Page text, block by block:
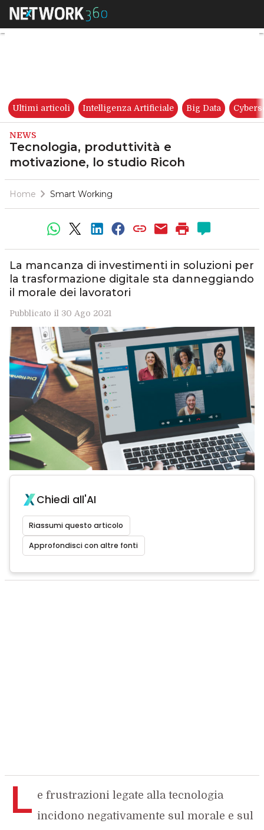
Tecnologia, produttività e
Ultimi articoli Intelligenza Artificiale Big Data
NEWS
Tecnologia, produttività e
motivazione, lo studio Ricoh
Home Smart Working
La mancanza di investimenti in soluzioni per
la trasformazione digitale sta danneggiando
il morale dei lavoratori
Pubblicato il 30 Ago 2021
Chiedi all'AI
Riassumi questo articolo
Approfondisci con altre fonti
L e frustrazioni legate alla tecnologia
incidono negativamente sul morale e sul